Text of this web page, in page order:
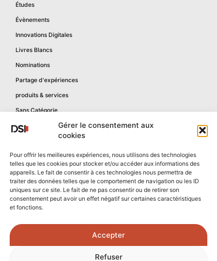
Gérer le consentement aux
cookies
Pour offrir les meilleures expériences, nous utilisons des technologies
telles que les cookies pour stocker et/ou accéder aux informations des
appareils. Le fait de consentir à ces technologies nous permettra de
traiter des données telles que le comportement de navigation ou les ID
uniques sur ce site. Le fait de ne pas consentir ou de retirer son
consentement peut avoir un effet négatif sur certaines caractéristiques
et fonctions.
Accepter
Refuser
Études
Évènements
Innovations Digitales
Livres Blancs
Nominations
Partage d'expériences
produits & services
Sans Catégorie
Mentions légales
Politique de confidentialité
Contactez-nous
Confidentialité reCAPTCHA
Conditions reCAPTCHA